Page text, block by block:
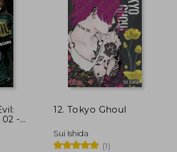
5%
02 -
12. Tokyo Ghoul
Sui Ishida
(1)